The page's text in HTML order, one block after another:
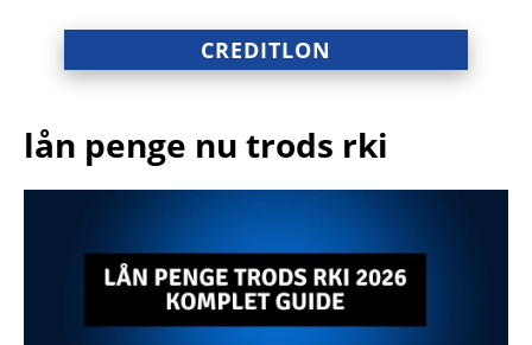
CREDITLON
lån penge nu trods rki